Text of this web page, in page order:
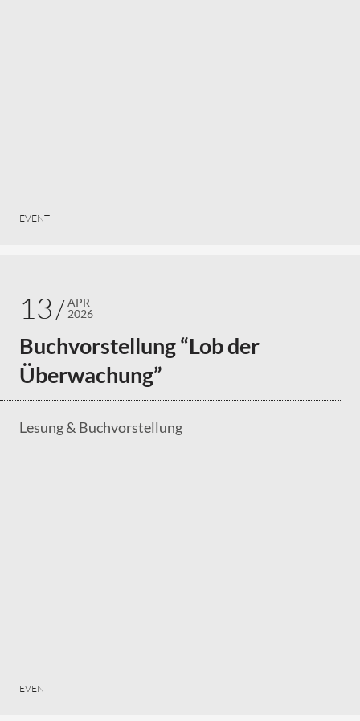
EVENT
13
APR
2026
Buchvorstellung “Lob der
Überwachung”
Lesung & Buchvorstellung
EVENT